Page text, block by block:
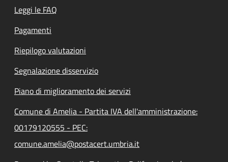
Leggi le FAQ
Pagamenti
Riepilogo valutazioni
Segnalazione disservizio
Piano di miglioramento dei servizi
Comune di Amelia - Partita IVA dell'amministrazione:
00179120555 - PEC:
comune.amelia@postacert.umbria.it